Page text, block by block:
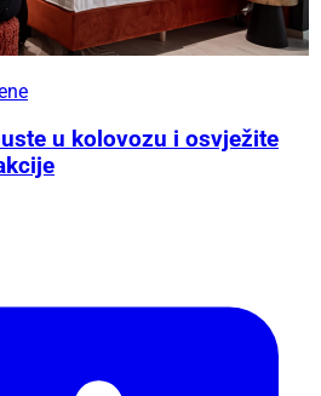
u kolovozu i osvježite